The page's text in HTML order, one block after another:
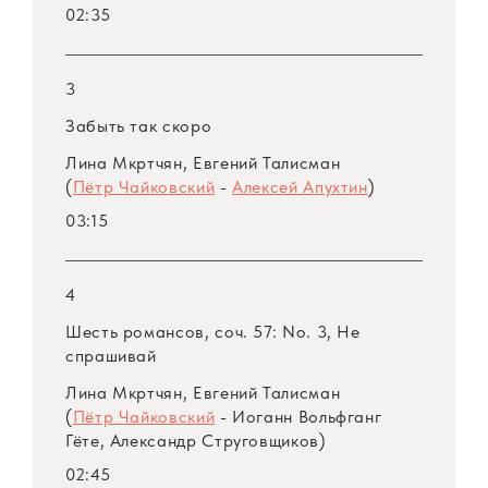
02:35
3
Забыть так скоро
Лина Мкртчян, Евгений Талисман
(Пётр Чайковский -Алексей Апухтин)
03:15
4
Шесть романсов, соч. 57: No. 3, Не
спрашивай
Лина Мкртчян, Евгений Талисман
(Пётр Чайковский - Иоганн Вольфганг
Гёте, Александр Струговщиков)
02:45